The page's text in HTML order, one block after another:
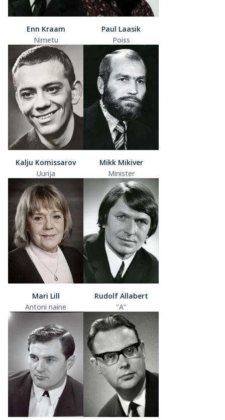
Enn Kraam
Nimetu
Paul Laasik
Poiss
Kalju Komissarov
Uurija
Mikk Mikiver
Minister
Mari Lill
Antoni naine
Rudolf Allabert
"A"